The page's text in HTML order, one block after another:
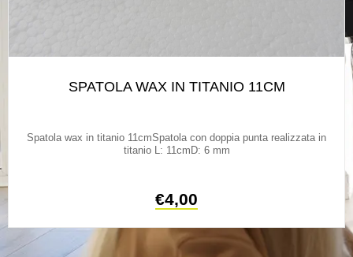
SPATOLA WAX IN TITANIO 11CM
Spatola wax in titanio 11cmSpatola con doppia punta realizzata in
titanio L: 11cmD: 6 mm
€4,00